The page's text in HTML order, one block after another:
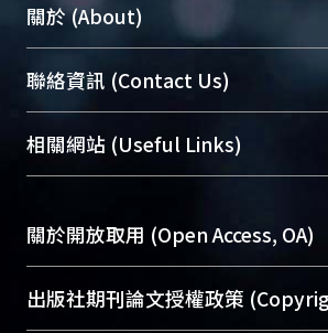
關於 (About)
臺大位居世界頂尖大學之列，為
展現本校豐碩的研究成果及學術
機構典藏（NTUR）與學術庫（AH
台，成為臺大學術典藏NTU
成果。
To permanently archive and
profiles and scholarly works,
services of “NTU Repository”
聯絡資訊 (Contact Us)
總館學科館員(Main Library)
醫學圖書館學科館員(Medical
Sciences Library)
相關網站 (Useful Links)
關於開放取用 (Open Access, OA)
開放取用是從使用者角度提升資
動，應用在學術研究上是透過將
出版社期刊論文授權政策